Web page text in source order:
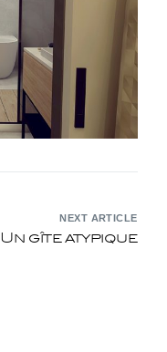
NEXT ARTICLE
Un gîte atypique